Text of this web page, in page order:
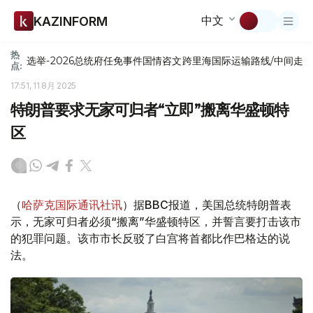
KAZINFORM 中文
热
点: 选举-2026总统府任免事件国情咨文跨里海国际运输路线/中间走廊
17:51, 11 8月 2025
特朗普要求无家可归者“立即”搬离华盛顿特
区
（哈萨克国际通讯社讯）据BBC报道，美国总统特朗普表
示，无家可归者必须“搬离”华盛顿特区，并誓言要打击该市
的犯罪问题。该市市长反驳了白宫将首都比作巴格达的说
法。